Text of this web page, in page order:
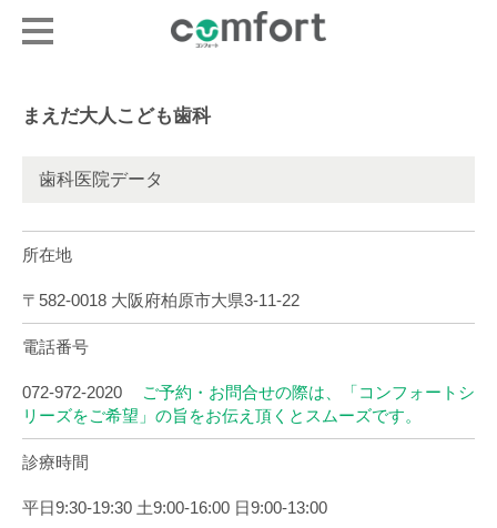
まえだ大人こども歯科
歯科医院データ
所在地
〒582-0018 大阪府柏原市大県3-11-22
電話番号
072-972-2020
ご予約・お問合せの際は、「コンフォートシ
リーズをご希望」の旨をお伝え頂くとスムーズです。
診療時間
平日9:30-19:30 土9:00-16:00 日9:00-13:00